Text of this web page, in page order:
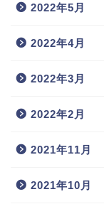
2022年5月
2022年4月
2022年3月
2022年2月
2021年11月
2021年10月